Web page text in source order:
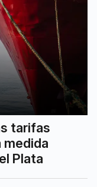
tarifas
medida
Plata